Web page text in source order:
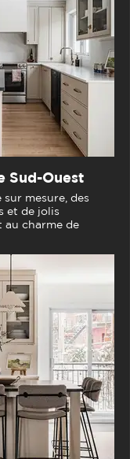
Sud-Ouest
mesure, des
et de jolis
charme de